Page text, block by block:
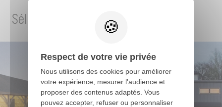
Sélection de projets
Respect de votre vie privée
Nous utilisons des cookies pour améliorer
votre expérience, mesurer l'audience et
proposer des contenus adaptés. Vous
pouvez accepter, refuser ou personnaliser